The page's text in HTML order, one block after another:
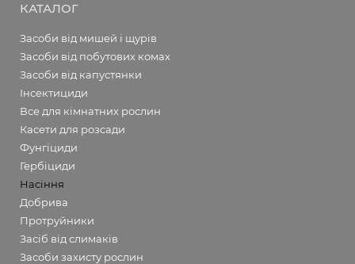
КАТАЛОГ
Засоби від мишей і щурів
Засоби від побутових комах
Засоби від капустянки
Інсектициди
Все для кімнатних рослин
Касети для розсади
Фунгіциди
Гербіциди
Насіння
Добрива
Протруйники
Засіб від слимаків
Засоби захисту рослин